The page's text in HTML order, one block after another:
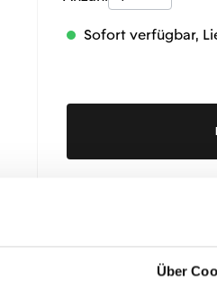
Über
Sofort verfügbar,